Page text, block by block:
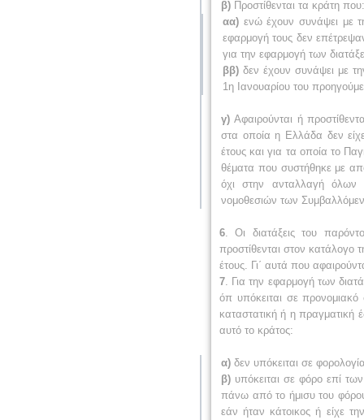
β) Προστίθενται τα κράτη που:
αα) ενώ έχουν συνάψει με
εφαρμογή τους δεν
για την εφαρμογή των
ββ) δεν έχουν συνάψει με
1η Ιανουαρίου του
γ)Αφαιρούνται ή
στα οποία η Ελλάδα δεν
έτους και για τα οποία το
θέματα που συστήθηκε με
όχι στην ανταλλαγή όλων
νομοθεσιών των
6 . Οι διατάξεις του
προστίθενται στον
έτους. Γι΄ αυτά που
7 . Για την εφαρμογή των
όπ υπόκειται σε
καταστατική ή η πραγματική
αυτό το κράτος:
α) δεν υπόκειται σε
β) υπόκειται σε φόρο επί
πάνω από το ήμισυ του φόρου
εάν ήταν κάτοικος ή είχε